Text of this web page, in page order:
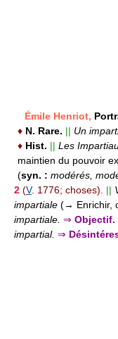
Émile Henriot,
♦ N. Rare. || Un
♦ Hist. || Les
maintien du pouvoir
(syn. : modérés,
2 (V. 1776; choses). ||
impartiale (→ Enrichir,
impartiale. ⇒ Objectif.
impartial. ⇒